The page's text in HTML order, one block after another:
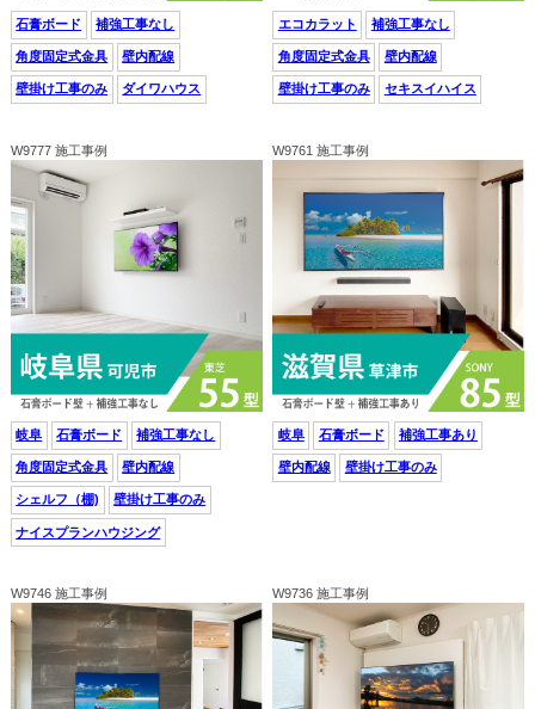
石膏ボード 補強工事なし
角度固定式金具 壁内配線
壁掛け工事のみ ダイワハウス
エコカラット 補強工事なし
角度固定式金具 壁内配線
壁掛け工事のみ セキスイハイス
W9777 施工事例
岐阜 石膏ボード 補強工事なし
角度固定式金具 壁内配線
シェルフ（棚) 壁掛け工事のみ
ナイスプランハウジング
W9761 施工事例
岐阜 石膏ボード 補強工事あり
壁内配線 壁掛け工事のみ
W9746 施工事例 W9736 施工事例